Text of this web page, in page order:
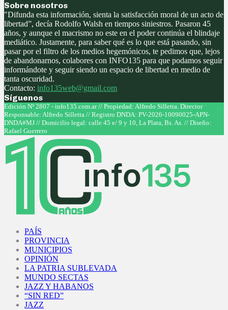
Sobre nosotros
"Difunda esta información, sienta la satisfacción moral de un acto de
libertad”, decía Rodolfo Walsh en tiempos siniestros. Pasaron 45
años, y aunque el macrismo no este en el poder continúa el blindaje
mediático. Justamente, para saber qué es lo que está pasando, sin
pasar por el filtro de los medios hegemónicos, te pedimos que, lejos
de abandonarnos, colabores con INFO135 para que podamos seguir
informándote y seguir siendo un espacio de libertad en medio de
tanta oscuridad.
Contacto: info135web@gmail.com
Síguenos
Facebook
Twitter
Instagram
Youtube
Edición Nº 2807 - info135.com.ar // Propiedad: Alfredo Silletta. Director
Responsable: Alfredo Silletta // Registro DNDA: PV-2026-10090025-APN-
DNDA#MJ // Domicilio legal: calle 45 e/ 9 y 10, La Plata, Bs. As. // Diseño:
Rafael Guerrero
PAÍS
PROVINCIA
MUNICIPIOS
OPINIÓN
LA PATRIA SUBLEVADA
MUNDO SECTAS
JAZZ Y HABANOS
“SIN RED”
JAZZ